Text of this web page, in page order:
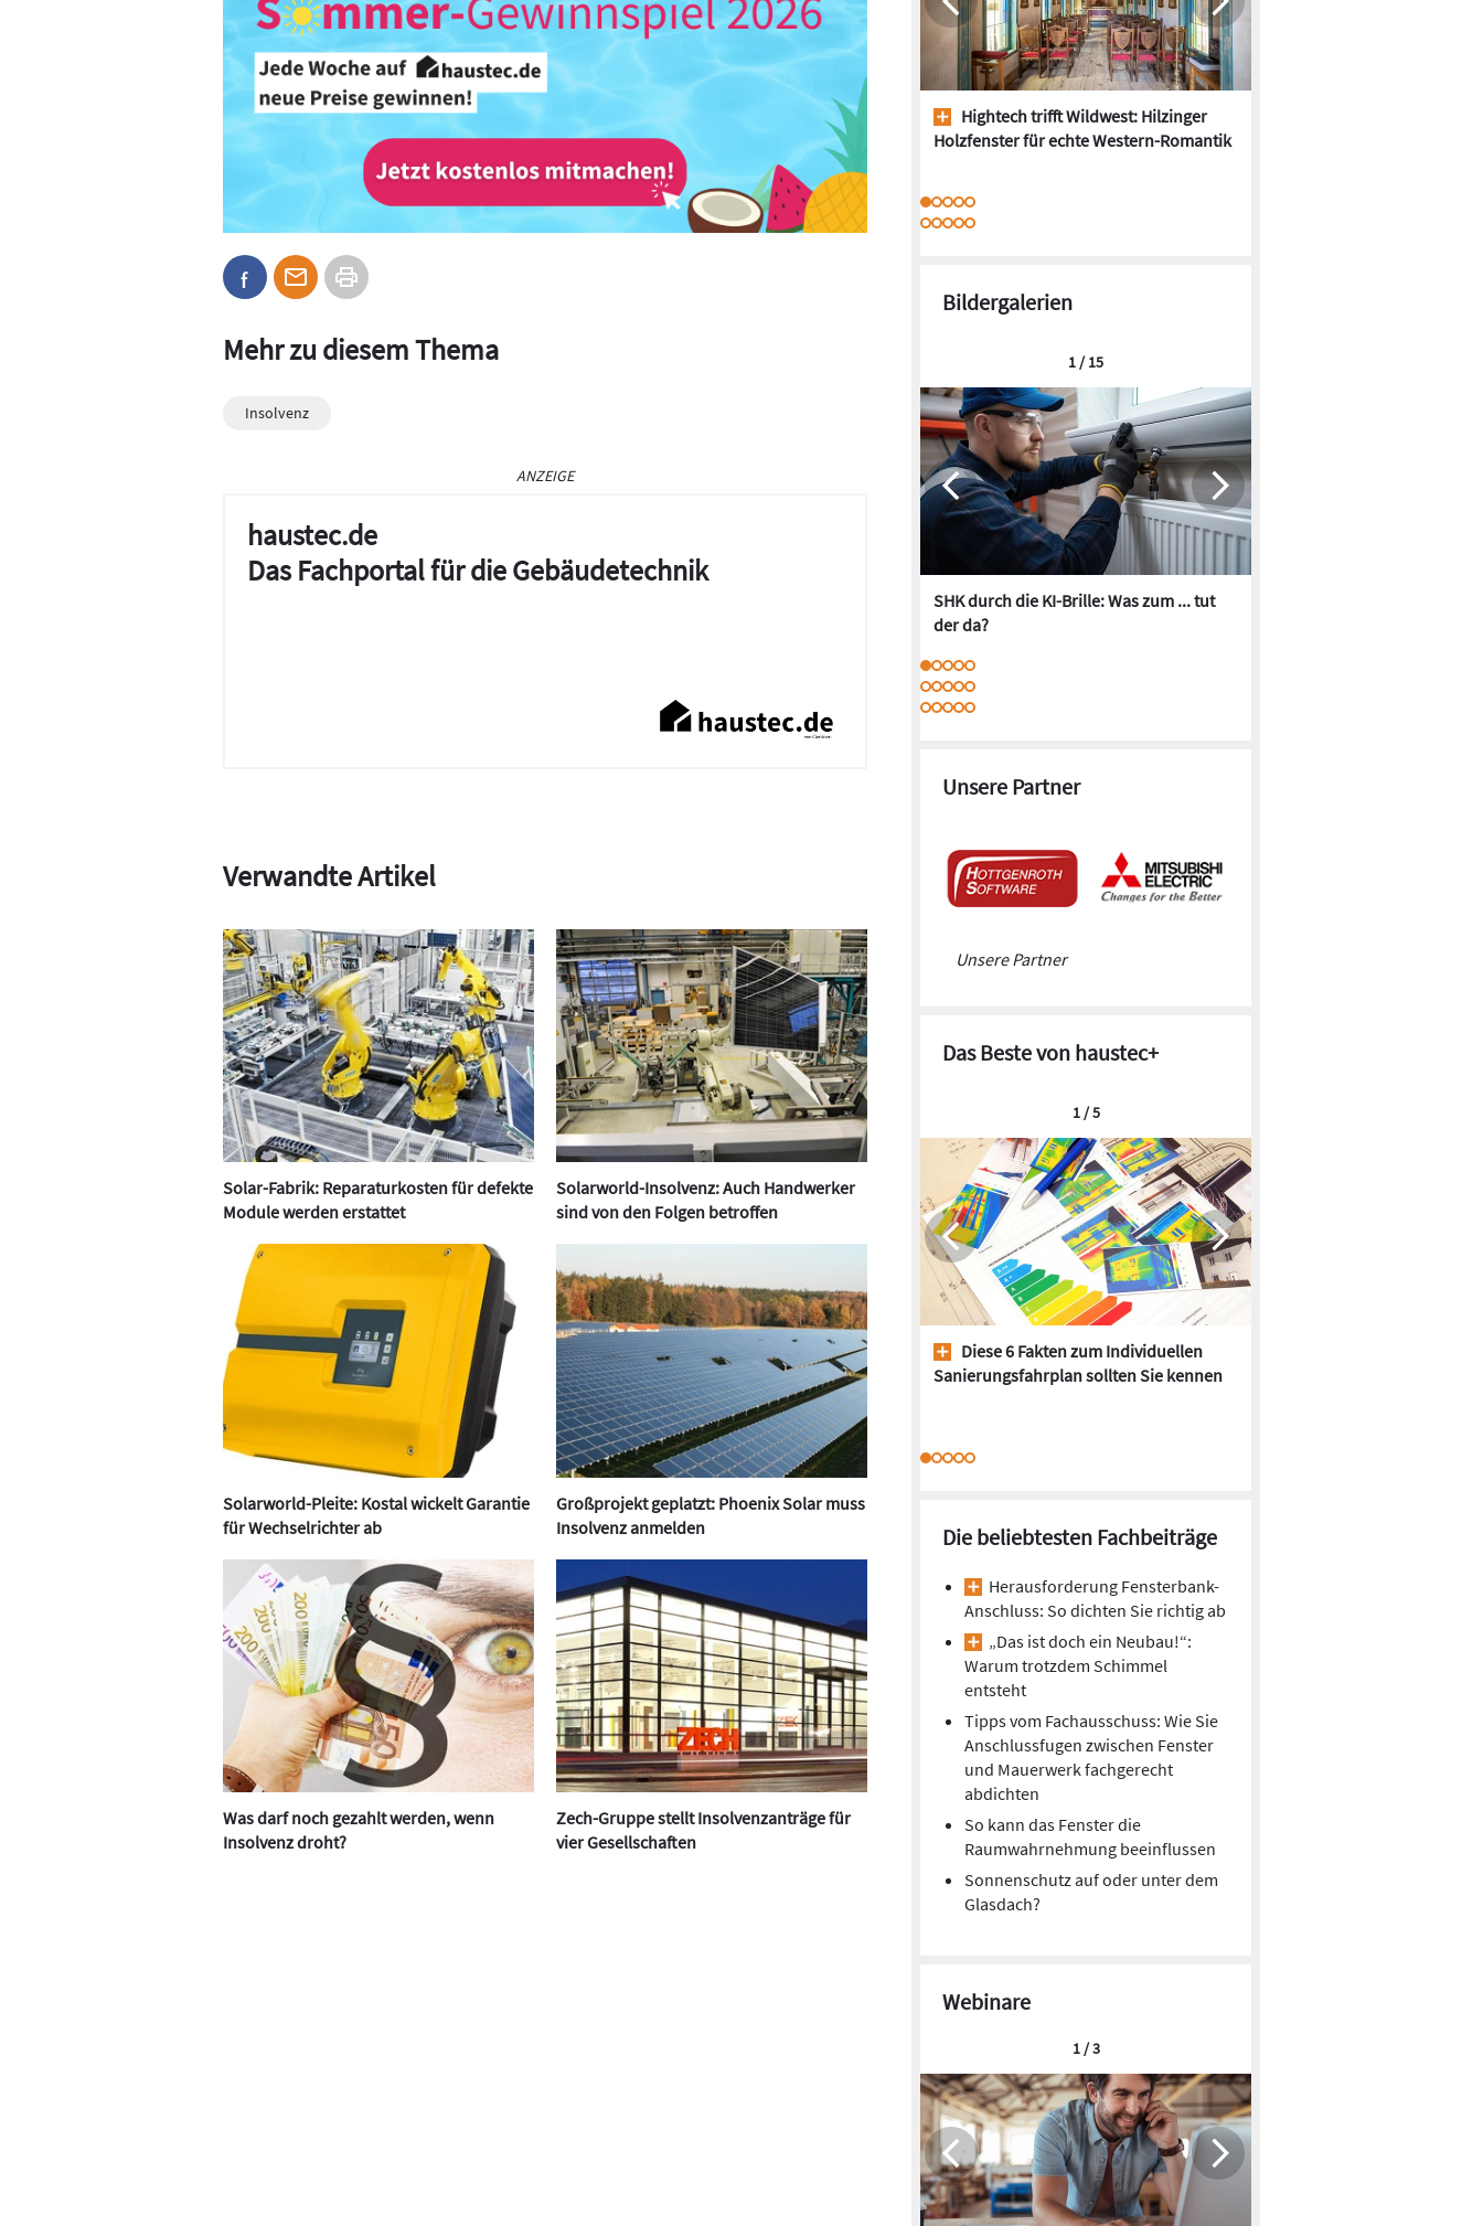
Mehr zu diesem Thema
Insolvenz
ANZEIGE
haustec.de
Das Fachportal für die Gebäudetechnik
Verwandte Artikel
Solar-Fabrik: Reparaturkosten für defekte
Module werden erstattet
Solarworld-Insolvenz: Auch Handwerker
sind von den Folgen betroffen
Solarworld-Pleite: Kostal wickelt Garantie
für Wechselrichter ab
Großprojekt geplatzt: Phoenix Solar muss
Insolvenz anmelden
Was darf noch gezahlt werden, wenn
Insolvenz droht?
Zech-Gruppe stellt Insolvenzanträge für
vier Gesellschaften
Hightech trifft Wildwest: Hilzinger
Holzfenster für echte Western-Romantik
Bildergalerien
SHK durch die KI-Brille: Was zum ... tut
der da?
1 / 15
Unsere Partner
Unsere Partner
Das Beste von haustec+
Diese 6 Fakten zum Individuellen
Sanierungsfahrplan sollten Sie kennen
1 / 5
Die beliebtesten Fachbeiträge
Herausforderung Fensterbank-
Anschluss: So dichten Sie richtig ab
„Das ist doch ein Neubau!“:
Warum trotzdem Schimmel
entsteht
Tipps vom Fachausschuss: Wie Sie
Anschlussfugen zwischen Fenster
und Mauerwerk fachgerecht
abdichten
So kann das Fenster die
Raumwahrnehmung beeinflussen
Sonnenschutz auf oder unter dem
Glasdach?
Webinare
1 / 3